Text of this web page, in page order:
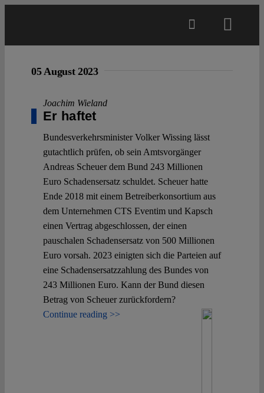
Projects
Open Access
Authors
Spotlight
05 August 2023
Joachim Wieland
Er haftet
Bundesverkehrsminister Volker Wissing lässt
gutachtlich prüfen, ob sein Amtsvorgänger
Andreas Scheuer dem Bund 243 Millionen
Euro Schadensersatz schuldet. Scheuer hatte
Ende 2018 mit einem Betreiberkonsortium aus
dem Unternehmen CTS Eventim und Kapsch
einen Vertrag abgeschlossen, der einen
pauschalen Schadensersatz von 500 Millionen
Euro vorsah. 2023 einigten sich die Parteien auf
eine Schadensersatzzahlung des Bundes von
243 Millionen Euro. Kann der Bund diesen
Betrag von Scheuer zurückfordern?
Continue reading >>